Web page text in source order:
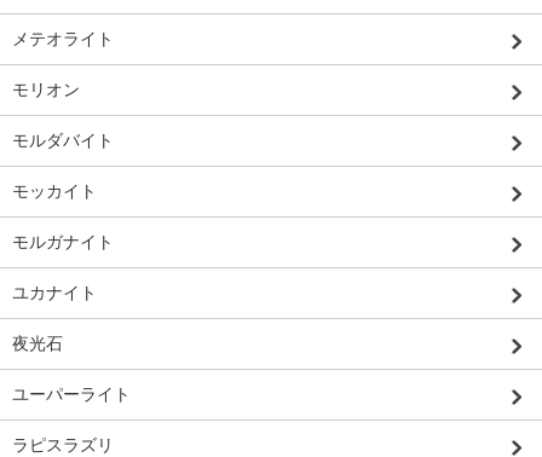
メテオライト
モリオン
モルダバイト
モッカイト
モルガナイト
ユカナイト
夜光石
ユーパーライト
ラピスラズリ